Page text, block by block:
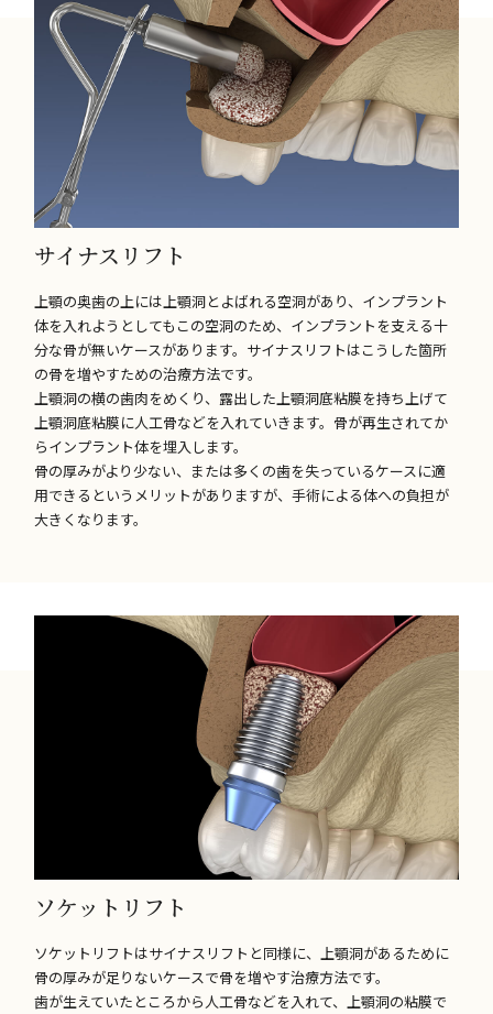
サイナスリフト
上顎の奥歯の上には上顎洞とよばれる空洞があり、インプラント
体を入れようとしてもこの空洞のため、インプラントを支える十
分な骨が無いケースがあります。サイナスリフトはこうした箇所
の骨を増やすための治療方法です。
上顎洞の横の歯肉をめくり、露出した上顎洞底粘膜を持ち上げて
上顎洞底粘膜に人工骨などを入れていきます。骨が再生されてか
らインプラント体を埋入します。
骨の厚みがより少ない、または多くの歯を失っているケースに適
用できるというメリットがありますが、手術による体への負担が
大きくなります。
ソケットリフト
ソケットリフトはサイナスリフトと同様に、上顎洞があるために
骨の厚みが足りないケースで骨を増やす治療方法です。
歯が生えていたところから人工骨などを入れて、上顎洞の粘膜で